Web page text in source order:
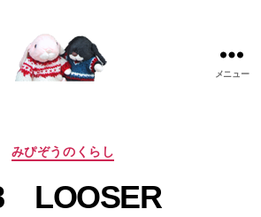
ぴ
う
Blog
メニュー
カ
ゴ
リ
みぴぞうのくらし
LOOSER